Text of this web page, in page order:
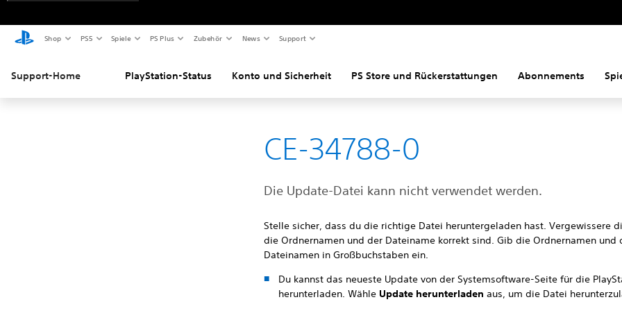
Shop PS5 Spiele PS Plus Zubehör News Support
Support-Home PlayStation-Status Konto und Sicherheit PS Store und Rückerstattungen Abonnements
CE-34788-0
Die Update-Datei kann nicht verwendet werden.
Stelle sicher, dass du die richtige Datei heruntergeladen hast. Vergewissere
die Ordnernamen und der Dateiname korrekt sind. Gib die Ordnernamen und
Dateinamen in Großbuchstaben ein.
Du kannst das neueste Update von der Systemsoftware-Seite für die
herunterladen. Wähle Update herunterladen aus, um die Datei